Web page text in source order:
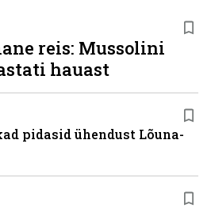
reis: Mussolini
hauast
pidasid ühendust Lõuna-